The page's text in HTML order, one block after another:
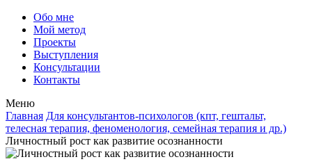
Обо мне
Мой метод
Проекты
Выступления
Консультации
Контакты
Меню
Главная Для консультантов-психологов (кпт, гештальт,
телесная терапия, феноменология, семейная терапия и др.)
Личностный рост как развитие осознанности